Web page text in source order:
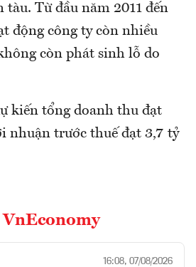
Từ đầu năm 2011 đến
động công ty còn nhiều
còn phát sinh lỗ do
kiến tổng doanh thu đạt
nhuận trước thuế đạt 3,7 tỷ
VnEconomy
16:08, 07/08/2026